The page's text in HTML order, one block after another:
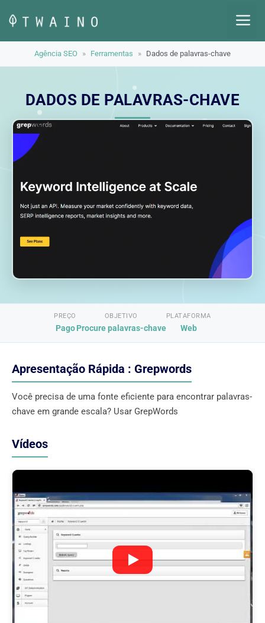
para
o
conteúdo
Agência SEO » Ferramentas » Dados de palavras-chave
DADOS DE PALAVRAS-CHAVE
PREÇO
Pago
OBJETIVO
Procure palavras-chave
PLATAFORMA
Web
Apresentação Rápida : Grepwords
Você precisa de uma fonte eficiente para encontrar palavras-
chave em grande escala? Usar GrepWords
Vídeos